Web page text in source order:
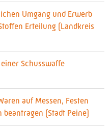
Umgang und Erwerb
Erteilung (Landkreis
Schusswaffe
auf Messen, Festen
(Stadt Peine)